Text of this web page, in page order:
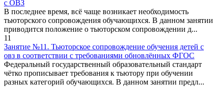
с ОВЗ
В последнее время, всё чаще возникает необходимость
тьюторского сопровождения обучающихся. В данном занятии
приводится положение о тьюторском сопровождении д...
11
Занятие №11. Тьюторское сопровождение обучения детей с
овз в соответствии с требованиями обновлённых ФГОС
Федеральный государственный образовательный стандарт
чётко прописывает требования к тьютору при обучении
разных категорий обучающихся. В данном занятии предл...